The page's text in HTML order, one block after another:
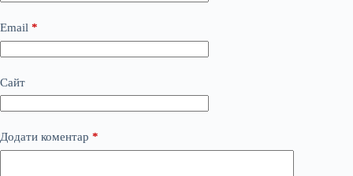
Email *
Сайт
Додати коментар *